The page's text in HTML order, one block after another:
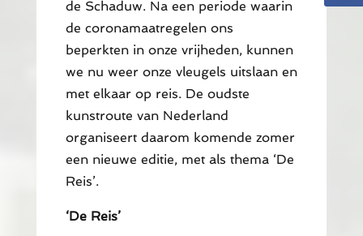
de Schaduw. Na een periode waarin
de coronamaatregelen ons
beperkten in onze vrijheden, kunnen
we nu weer onze vleugels uitslaan en
met elkaar op reis. De oudste
kunstroute van Nederland
organiseert daarom komende zomer
een nieuwe editie, met als thema ‘De
Reis’.
‘De Reis’